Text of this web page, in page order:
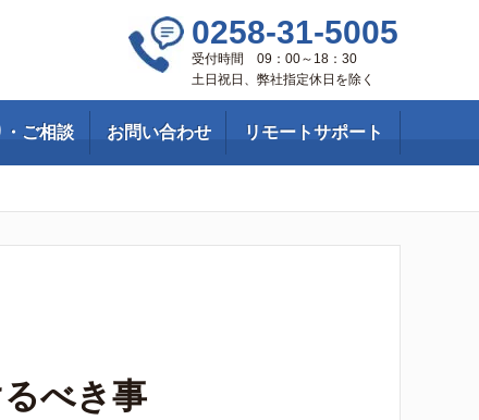
0258-31-5005
受付時間 09：00～18：30
土日祝日、弊社指定休日を除く
ご相談 お問い合わせ リモートサポート
べき事